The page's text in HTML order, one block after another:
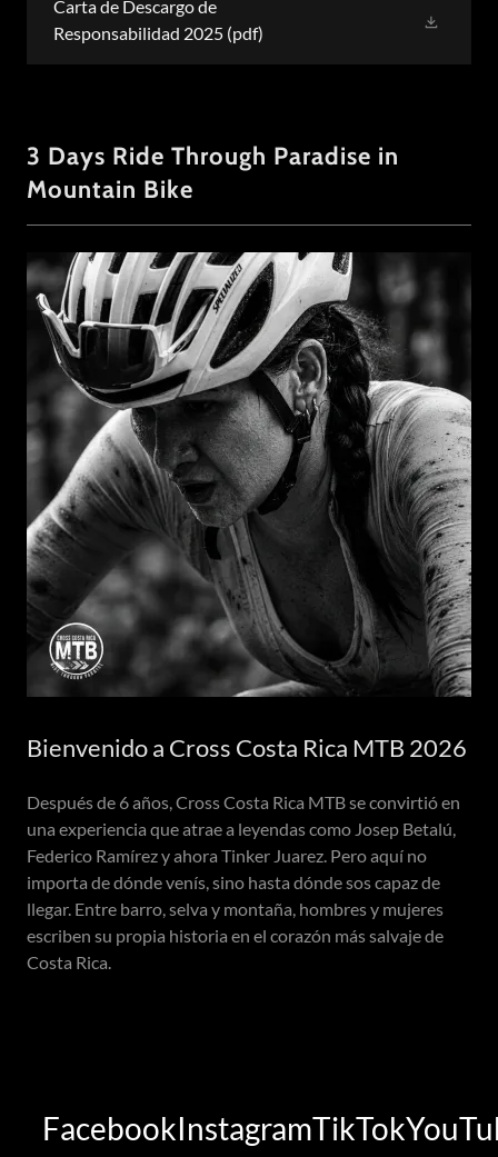
Carta de Descargo de
Responsabilidad 2025 (pdf)
3 Days Ride Through Paradise in
Mountain Bike
Bienvenido a Cross Costa Rica MTB 2026
Después de 6 años, Cross Costa Rica MTB se convirtió en
una experiencia que atrae a leyendas como Josep Betalú,
Federico Ramírez y ahora Tinker Juarez. Pero aquí no
importa de dónde venís, sino hasta dónde sos capaz de
llegar. Entre barro, selva y montaña, hombres y mujeres
escriben su propia historia en el corazón más salvaje de
Costa Rica.
FacebookInstagramTikTokYouTube